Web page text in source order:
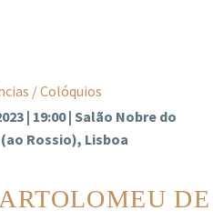
/ Colóquios
| 19:00 | Salão Nobre do
Rossio), Lisboa
DE